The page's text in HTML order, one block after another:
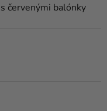
červenými balónky